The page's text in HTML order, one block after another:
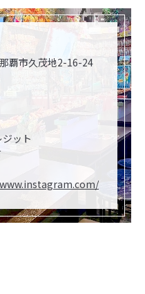
覇市久茂地2-16-24
ジット